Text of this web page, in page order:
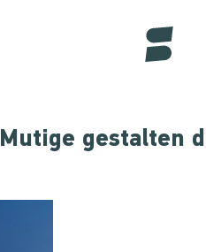
Mutige gestalten